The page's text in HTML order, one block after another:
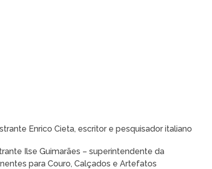
Enrico Cieta, escritor e pesquisador italiano
Ilse Guimarães – superintendente da
para Couro, Calçados e Artefatos